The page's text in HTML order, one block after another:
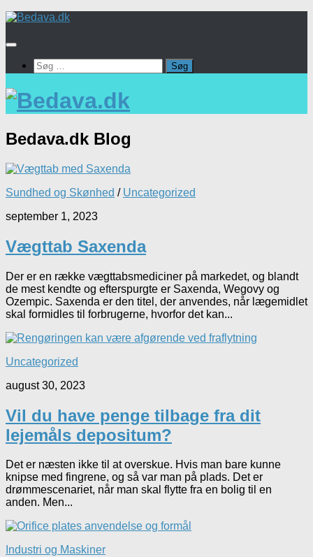
Skip
content
Søg
efter:
Bedava.dk Blog
Sundhed og Skønhed / Uncategorized
september 1, 2023
Vægttab Saxenda
Der er en række vægttabsmediciner på markedet, og blandt
de mest kendte og efterspurgte er Saxenda, Wegovy og
Ozempic. Saxenda er den titel, der anvendes, når lægemidlet
skal formidles til forbrugerne, hvorfor det kan...
Uncategorized
august 30, 2023
Vil du have penge tilbage fra dit
lejemåls depositum?
Det er næsten ikke til at overskue. Hvis man bare kunne
knipse med fingrene, og så var man på plads. Det er
drømmescenariet, når man skal flytte fra en bolig til en
anden. Men...
Industri og Maskiner